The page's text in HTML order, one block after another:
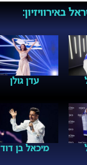
באירוויזיון:
עדן גולן
מיכאל בן דוד